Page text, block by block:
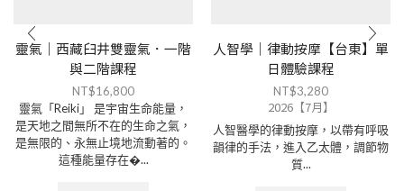
靈氣｜西藏臼井雙靈氣．一階
與二階課程
NT$16,800
靈氣「Reiki」 是宇宙生命能量，
是天地之間無所不在的生命之氣，
是無限的、永無止境地流動著的。
這種能量存在�...
人智學｜律動按摩【台東】單
日體驗課程
NT$3,280
2026【7月】
人智醫學的律動按摩，以帶有呼吸
韻律的手法，進入乙太體，調節物
質...